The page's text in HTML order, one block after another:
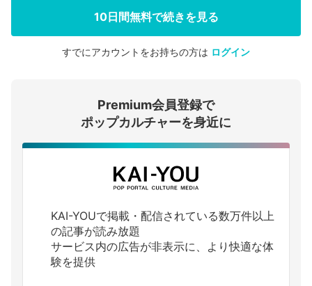
会員登録する
ログインする
10日間無料で続きを見る
すでにアカウントをお持ちの方は ログイン
Premium会員登録で
ポップカルチャーを身近に
KAI-YOUで掲載・配信されている数万件以上
の記事が読み放題
サービス内の広告が非表示に、より快適な体
験を提供